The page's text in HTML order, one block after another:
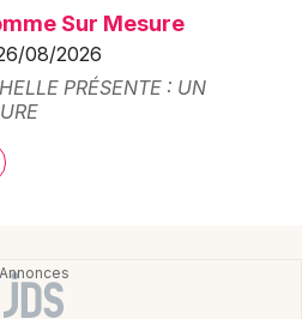
Sur Mesure
08/2026
PRÉSENTE : UN